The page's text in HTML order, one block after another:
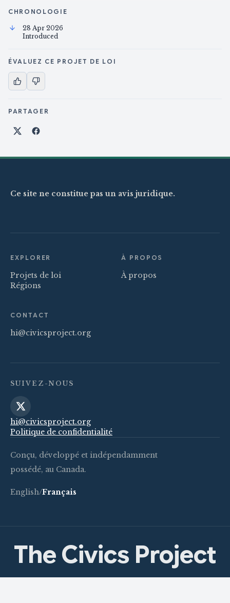
CHRONOLOGIE
28 Apr 2026
Introduced
ÉVALUEZ CE PROJET DE LOI
PARTAGER
Partager sur X
Partager sur Facebook
Ce site ne constitue pas un avis juridique.
EXPLORER
Projets de loi
Régions
À PROPOS
À propos
CONTACT
hi@civicsproject.org
SUIVEZ-NOUS
hi@civicsproject.org
Politique de confidentialité
Conçu, développé et indépendamment
possédé, au Canada.
English/Français
The Civics Project